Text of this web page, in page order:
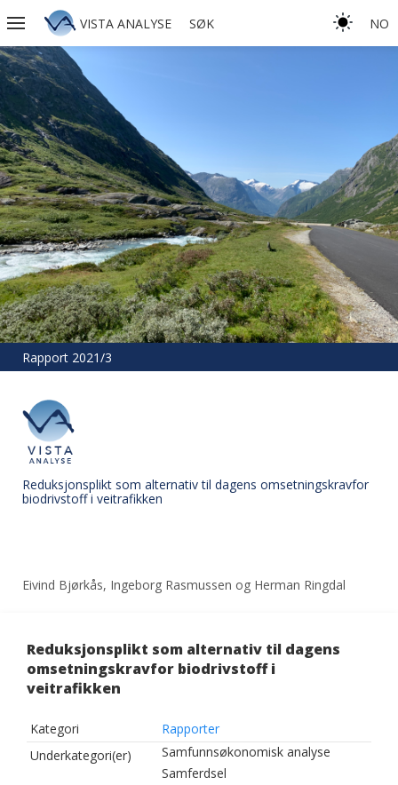
VISTA ANALYSE SØK NO
Rapport 2021/3
Reduksjonsplikt som alternativ til dagens omsetningskravfor
biodrivstoff i veitrafikken
Eivind Bjørkås, Ingeborg Rasmussen og Herman Ringdal
Reduksjonsplikt som alternativ til dagens
omsetningskravfor biodrivstoff i
veitrafikken
Kategori
Rapporter
Underkategori(er)
Samfunnsøkonomisk analyse
Samferdsel